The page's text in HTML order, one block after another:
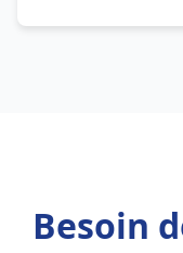
Besoin